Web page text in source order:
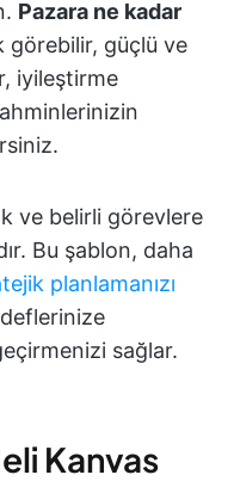
Pazara ne kadar
görebilir, güçlü ve
iyileştirme
ve belirli görevlere
Bu şablon, daha
planlamanızı
sağlar.
Kanvas